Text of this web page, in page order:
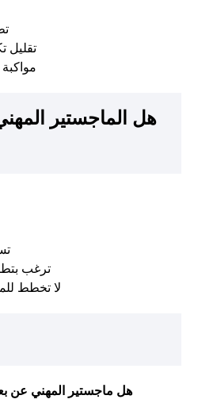
تقليل
هل الماجستير
ترغب
لا تخطط
هل ماجستير المهني عن